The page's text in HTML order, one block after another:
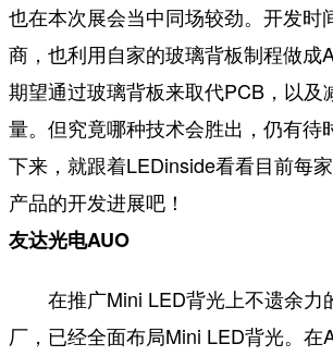
也在本次展会当中同场较劲。开发时
商，也利用自家的玻璃背板制程做成
期望通过玻璃背板来取代PCB，以及
量。但究竟哪种技术会胜出，仍有待
下来，就跟着LEDinside看看目前每
产品的开发进展吧！
友达光电AUO
在推广Mini LED背光上不遗余力
厂，已经全面布局Mini LED背光。在